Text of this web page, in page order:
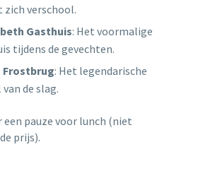
zich verschool.
Gasthuis: Het voormalige
tijdens de gevechten.
Frostbrug: Het legendarische
de slag.
een pauze voor lunch (niet
prijs).